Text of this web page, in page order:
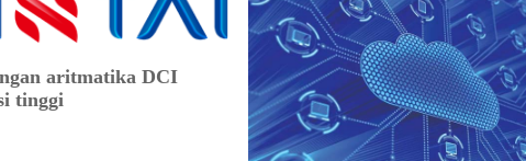
aritmatika DCI
tinggi